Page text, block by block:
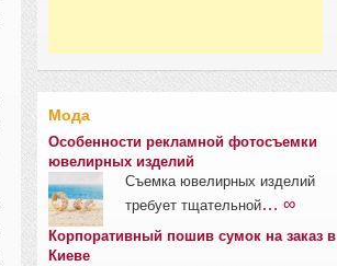
Мода
Особенности рекламной фотосъемки
ювелирных изделий
Съемка ювелирных изделий
требует тщательной… ∞
Корпоративный пошив сумок на заказ в
Киеве